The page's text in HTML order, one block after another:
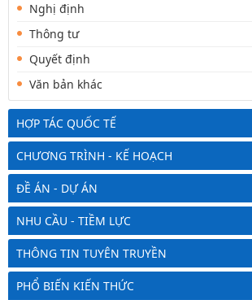
Nghị định
Thông tư
Quyết định
Văn bản khác
HỢP TÁC QUỐC TẾ
CHƯƠNG TRÌNH - KẾ HOẠCH
ĐỀ ÁN - DỰ ÁN
NHU CẦU - TIỀM LỰC
THÔNG TIN TUYÊN TRUYỀN
PHỔ BIẾN KIẾN THỨC